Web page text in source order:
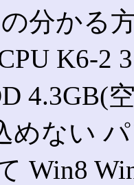
分かる
K6-2
4.3GB(
めない
Win8